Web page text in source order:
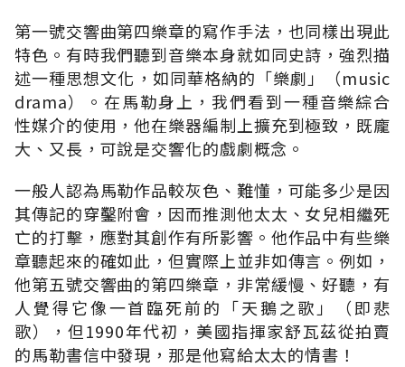
第一號交響曲第四樂章的寫作手法，也同樣出現此
特色。有時我們聽到音樂本身就如同史詩，強烈描
述一種思想文化，如同華格納的「樂劇」（music
drama）。在馬勒身上，我們看到一種音樂綜合
性媒介的使用，他在樂器編制上擴充到極致，既龐
大、又長，可說是交響化的戲劇概念。
一般人認為馬勒作品較灰色、難懂，可能多少是因
其傳記的穿鑿附會，因而推測他太太、女兒相繼死
亡的打擊，應對其創作有所影響。他作品中有些樂
章聽起來的確如此，但實際上並非如傳言。例如，
他第五號交響曲的第四樂章，非常緩慢、好聽，有
人覺得它像一首臨死前的「天鵝之歌」（即悲
歌），但1990年代初，美國指揮家舒瓦茲從拍賣
的馬勒書信中發現，那是他寫給太太的情書！